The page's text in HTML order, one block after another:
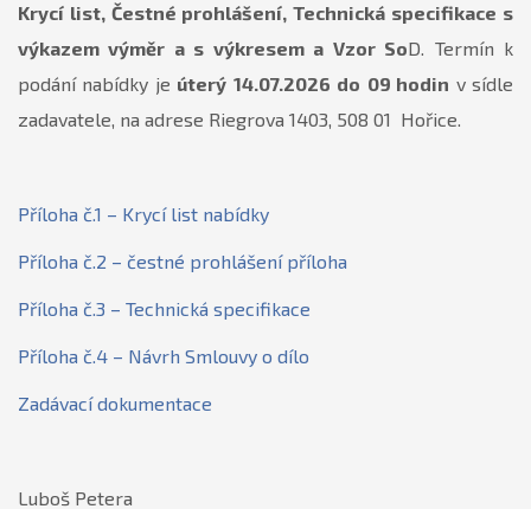
Krycí list, Čestné prohlášení, Technická specifikace s
výkazem výměr a s výkresem a Vzor SoD. Termín k
podání nabídky je úterý 14.07.2026 do 09 hodin v sídle
zadavatele, na adrese Riegrova 1403, 508 01 Hořice.
Příloha č.1 – Krycí list nabídky
Příloha č.2 – čestné prohlášení příloha
Příloha č.3 – Technická specifikace
Příloha č.4 – Návrh Smlouvy o dílo
Zadávací dokumentace
Luboš Petera